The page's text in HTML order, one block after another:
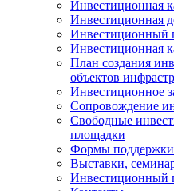
Инвестиционная
Инвестиционная
Инвестиционный
Инвестиционная
План создания
объектов
Инвестиционное
Сопровождение
Свободные
площадки
Формы поддержки
Выставки,
Инвестиционный